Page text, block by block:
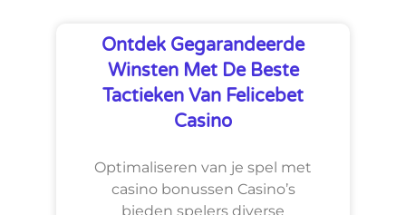
Ontdek Gegarandeerde
Winsten Met De Beste
Tactieken Van Felicebet
Casino
Optimaliseren van je spel met
casino bonussen Casino’s
bieden spelers diverse